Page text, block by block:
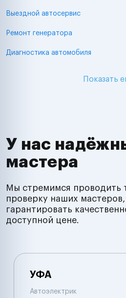
Выездной автосервис
Ремонт генератора
Диагностика автомобиля
Показать
У нас
мастера
Мы стремимся проводить
проверку наших
гарантировать
доступной цене.
УФА
Автоэлектрик